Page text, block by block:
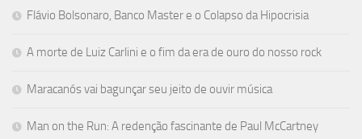
Flávio Bolsonaro, Banco Master e o Colapso da Hipocrisia
A morte de Luiz Carlini e o fim da era de ouro do nosso rock
Maracanós vai bagunçar seu jeito de ouvir música
Man on the Run: A redenção fascinante de Paul McCartney